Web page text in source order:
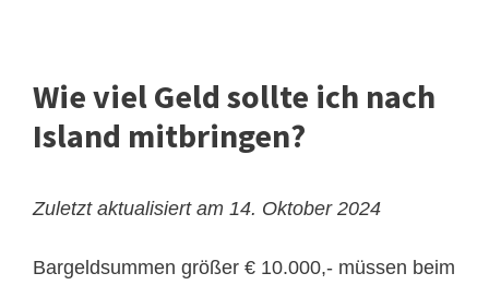
Wie viel Geld sollte ich nach
Island mitbringen?
Zuletzt aktualisiert am 14. Oktober 2024
Bargeldsummen größer € 10.000,- müssen beim